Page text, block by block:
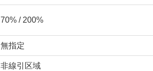
70% / 200%
無指定
非線引区域